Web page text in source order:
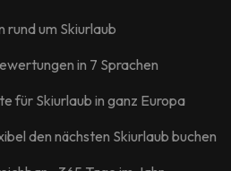
rund um Skiurlaub
in 7 Sprachen
für Skiurlaub in ganz Europa
den nächsten Skiurlaub buchen